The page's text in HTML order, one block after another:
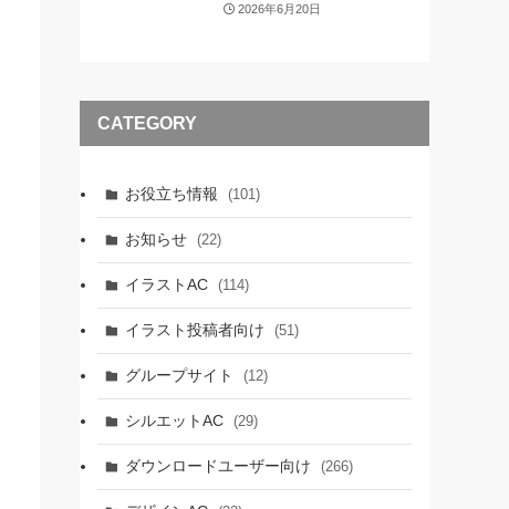
2026年6月20日
CATEGORY
お役立ち情報 (101)
お知らせ (22)
イラストAC (114)
イラスト投稿者向け (51)
グループサイト (12)
シルエットAC (29)
ダウンロードユーザー向け (266)